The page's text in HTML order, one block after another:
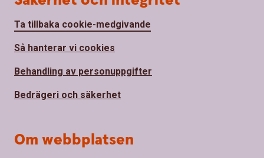
Ta tillbaka cookie-medgivande
Så hanterar vi cookies
Behandling av personuppgifter
Bedrägeri och säkerhet
Om webbplatsen